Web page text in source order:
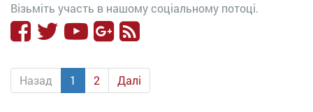
Візьміть участь в нашому соціальному потоці.
Назад 1 2 Далі